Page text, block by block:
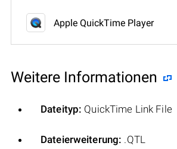
Apple QuickTime Player
Weitere Informationen
Dateityp: QuickTime Link File
Dateierweiterung: .QTL